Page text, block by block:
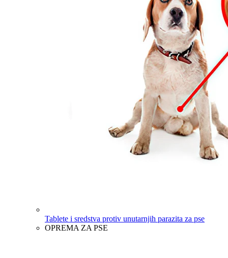
Tablete i sredstva protiv unutarnjih parazita za pse
OPREMA ZA PSE